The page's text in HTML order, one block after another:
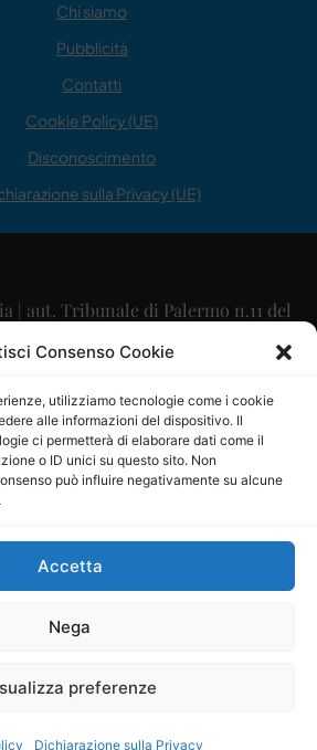
Consenso Cookie
utilizziamo tecnologie come i cookie
alle informazioni del dispositivo. Il
ci permetterà di elaborare dati come il
o ID unici su questo sito. Non
può influire negativamente su alcune
Accetta
Nega
preferenze
Dichiarazione sulla Privacy
Chi siamo
Pubblicità
Contatti
Cookie Policy (UE)
Disconoscimento
sulla Privacy (UE)
| aut. Tribunale di Palermo n.11 del
29/09/2015
Maurizio Scaglione
Maria Calabrese
P.IVA: 06334930820
Società Cooperativa a r.l. è
Operatori di Comunicazione al
Digitale srl–info@ladigitale.it